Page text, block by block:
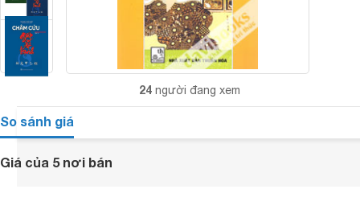
24 người đang xem
So sánh giá
Giá của 5 nơi bán